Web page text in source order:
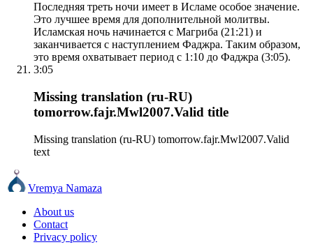
Последняя треть ночи имеет в Исламе особое значение.
Это лучшее время для дополнительной молитвы.
Исламская ночь начинается с Магриба (21:21) и
заканчивается с наступлением Фаджра. Таким образом,
это время охватывает период с 1:10 до Фаджра (3:05).
3:05
Missing translation (ru-RU)
tomorrow.fajr.Mwl2007.Valid title
Missing translation (ru-RU) tomorrow.fajr.Mwl2007.Valid
text
Vremya Namaza
About us
Contact
Privacy policy